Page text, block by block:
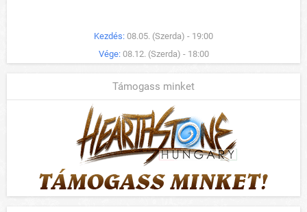
Kezdés: 08.05. (Szerda) - 19:00
Vége: 08.12. (Szerda) - 18:00
Támogass minket